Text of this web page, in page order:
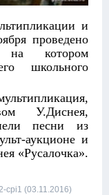
и
проведено
котором
школьного
У.Диснея,
песни из
аукционе и
«Русалочка».
cpi1 (03.11.2016)